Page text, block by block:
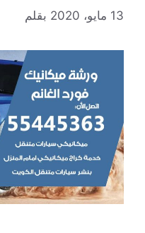
13 مايو، 2020 بقلم